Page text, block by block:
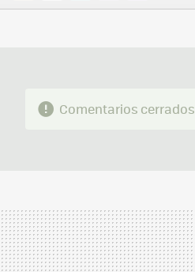
FACEBOOK
TWITTERFLIPBOARD
E-
WHATSAPP
Comentarios cerrados